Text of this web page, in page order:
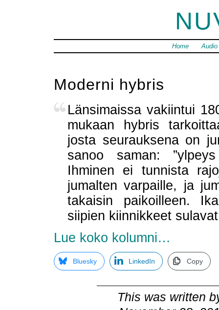
Home Audio
Moderni hybris
Länsimaissa vakiintui
mukaan hybris
josta seurauksena on
sanoo saman:
Ihminen ei tunnista
jumalten varpaille, ja
takaisin paikoilleen.
siipien kiinnikkeet
Lue koko kolumni…
Bluesky LinkedIn Copy
This was written